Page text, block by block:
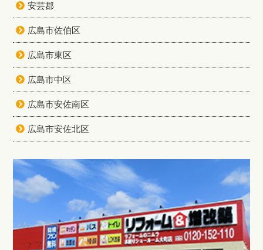
安芸郡
広島市佐伯区
広島市東区
広島市中区
広島市安佐南区
広島市安佐北区